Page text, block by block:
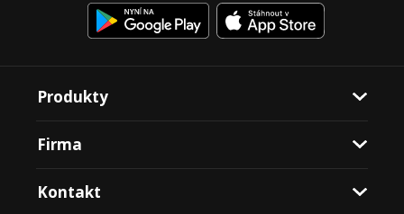
Produkty
Firma
Kontakt